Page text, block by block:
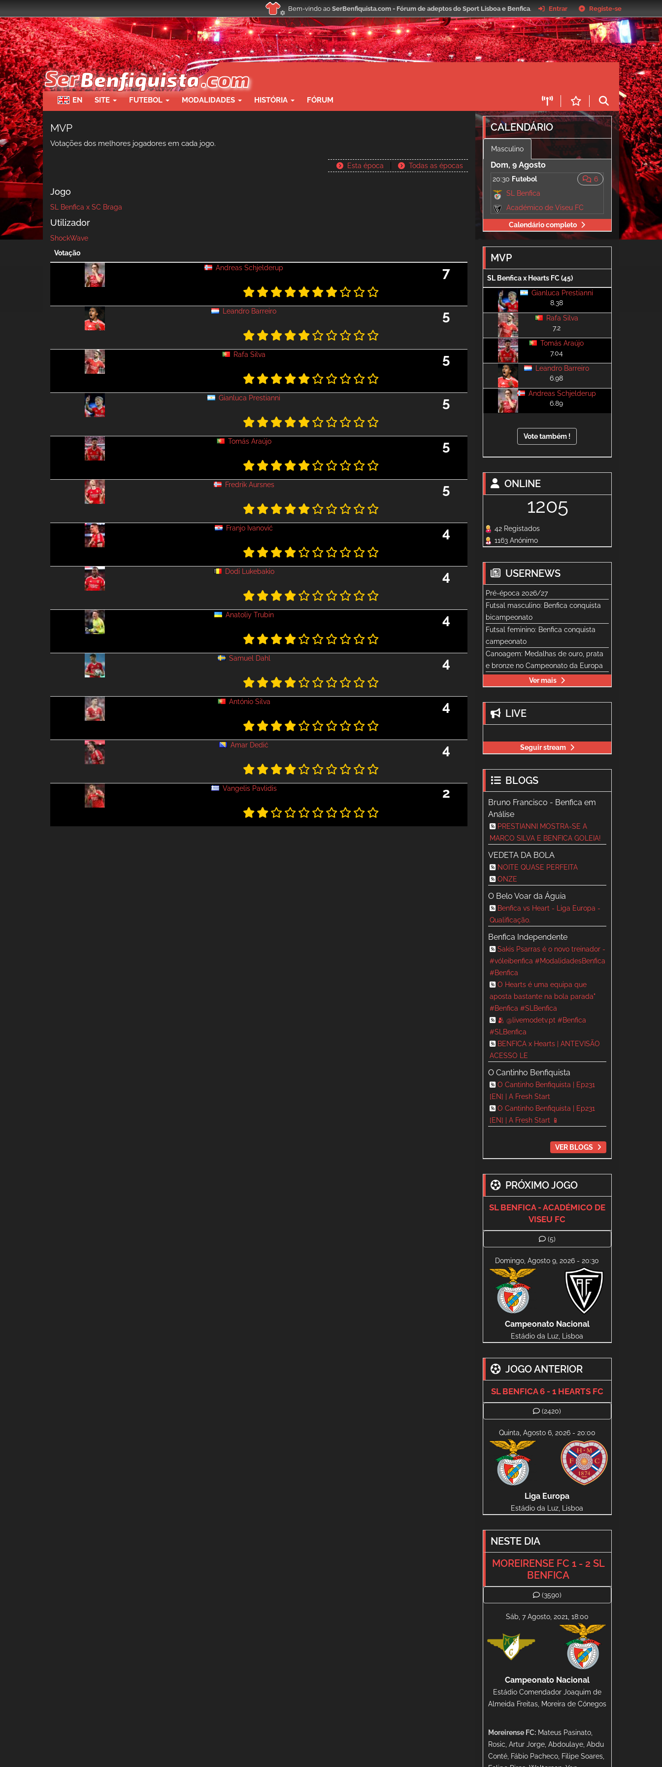
para
o
conteúdo
principal
Bem-vindo ao SerBenfiquista.com - Fórum de adeptos do Sport Lisboa e Benfica. Entrar Registe-se
EN SITE FUTEBOL MODALIDADES HISTÓRIA FÓRUM
MVP
Votações dos melhores jogadores em cada jogo.
Esta época Todas as épocas
Jogo
SL Benfica x SC Braga
Utilizador
ShockWave
Votação
Andreas Schjelderup
7
Leandro Barreiro 5
Rafa Silva 5
Gianluca Prestianni 5
Tomás Araújo 5
Fredrik Aursnes 5
Franjo Ivanović 4
Dodi Lukebakio 4
Anatoliy Trubin 4
Samuel Dahl 4
António Silva 4
Amar Dedić 4
Vangelis Pavlidis 2
CALENDÁRIO
Masculino
Dom, 9 Agosto
6
20:30 Futebol
SL Benfica
Académico de Viseu FC
Calendário completo
MVP
SL Benfica x Hearts FC (45)
Gianluca Prestianni
8.38
Rafa Silva
7.2
Tomás Araújo
7.04
Leandro Barreiro
6.98
Andreas Schjelderup
6.89
Vote também !
ONLINE
1205
42 Registados
1163 Anónimo
USERNEWS
Pré-época 2026/27
Futsal masculino: Benfica conquista
bicampeonato
Futsal feminino: Benfica conquista
campeonato
Canoagem: Medalhas de ouro, prata
e bronze no Campeonato da Europa
Ver mais
LIVE
Seguir stream
BLOGS
Bruno Francisco - Benfica em
Análise
PRESTIANNI MOSTRA-SE A
MARCO SILVA E BENFICA GOLEIA!
VEDETA DA BOLA
NOITE QUASE PERFEITA
ONZE
O Belo Voar da Águia
Benfica vs Heart - Liga Europa -
Qualificação.
Benfica Independente
Sakis Psarras é o novo treinador -
#vóleibenfica #ModalidadesBenfica
#Benfica
O Hearts é uma equipa que
aposta bastante na bola parada"
#Benfica #SLBenfica
🫂 @livemodetv.pt #Benfica
#SLBenfica
BENFICA x Hearts | ANTEVISÃO
ACESSO LE
O Cantinho Benfiquista
O Cantinho Benfiquista | Ep231
[EN] | A Fresh Start
O Cantinho Benfiquista | Ep231
[EN] | A Fresh Start 📱
VER BLOGS
PRÓXIMO JOGO
SL BENFICA - ACADÉMICO DE
VISEU FC
(5)
Domingo, Agosto 9, 2026 - 20:30
Campeonato Nacional
Estádio da Luz, Lisboa
JOGO ANTERIOR
SL BENFICA 6 - 1 HEARTS FC
(2420)
Quinta, Agosto 6, 2026 - 20:00
Liga Europa
Estádio da Luz, Lisboa
NESTE DIA
MOREIRENSE FC 1 - 2 SL
BENFICA
(3590)
Sáb, 7 Agosto, 2021, 18:00
Campeonato Nacional
Estádio Comendador Joaquim de
Almeida Freitas, Moreira de Cónegos
Moreirense FC:Mateus Pasinato,
Rosic, Artur Jorge, Abdoulaye, Abdu
Conté, Fábio Pacheco, Filipe Soares,